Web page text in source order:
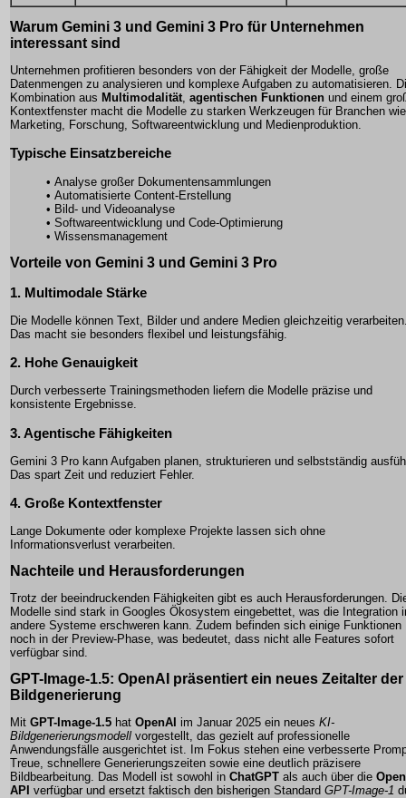
Warum Gemini 3 und Gemini 3 Pro für Unternehmen
interessant sind
Unternehmen profitieren besonders von der Fähigkeit der Modelle, große
Datenmengen zu analysieren und komplexe Aufgaben zu automatisieren.
Kombination aus Multimodalität, agentischen Funktionen und einem
Kontextfenster macht die Modelle zu starken Werkzeugen für Branchen wie
Marketing, Forschung, Softwareentwicklung und Medienproduktion.
Typische Einsatzbereiche
• Analyse großer Dokumentensammlungen
• Automatisierte Content-Erstellung
• Bild- und Videoanalyse
• Softwareentwicklung und Code-Optimierung
• Wissensmanagement
Vorteile von Gemini 3 und Gemini 3 Pro
1. Multimodale Stärke
Die Modelle können Text, Bilder und andere Medien gleichzeitig
Das macht sie besonders flexibel und leistungsfähig.
2. Hohe Genauigkeit
Durch verbesserte Trainingsmethoden liefern die Modelle präzise und
konsistente Ergebnisse.
3. Agentische Fähigkeiten
Gemini 3 Pro kann Aufgaben planen, strukturieren und selbstständig
Das spart Zeit und reduziert Fehler.
4. Große Kontextfenster
Lange Dokumente oder komplexe Projekte lassen sich ohne
Informationsverlust verarbeiten.
Nachteile und Herausforderungen
Trotz der beeindruckenden Fähigkeiten gibt es auch Herausforderungen.
Modelle sind stark in Googles Ökosystem eingebettet, was die Integration
andere Systeme erschweren kann. Zudem befinden sich einige Funktionen
noch in der Preview-Phase, was bedeutet, dass nicht alle Features sofort
verfügbar sind.
GPT-Image-1.5: OpenAI präsentiert ein neues Zeitalter der
Bildgenerierung
Mit GPT-Image-1.5 hat OpenAI im Januar 2025 ein neues KI-
Bildgenerierungsmodell vorgestellt, das gezielt auf professionelle
Anwendungsfälle ausgerichtet ist. Im Fokus stehen eine verbesserte
Treue, schnellere Generierungszeiten sowie eine deutlich präzisere
Bildbearbeitung. Das Modell ist sowohl in ChatGPT als auch über die
API verfügbar und ersetzt faktisch den bisherigen Standard GPT-Image-1